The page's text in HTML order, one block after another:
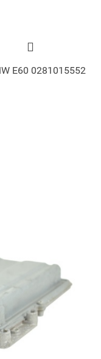
E60 0281015552